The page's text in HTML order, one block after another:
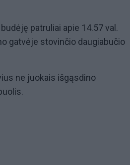
patruliai apie 14.57 val.
gatvėje stovinčio daugiabučio
ne juokais išgąsdino